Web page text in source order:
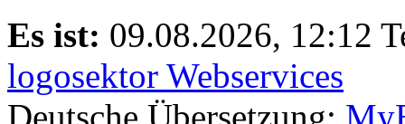
Es ist: 09.08.2026, 12:12
logosektor Webservices
Deutsche Übersetzung: